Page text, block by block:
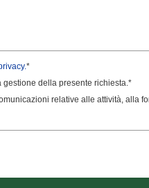
*
della presente richiesta.*
relative alle attività, alla